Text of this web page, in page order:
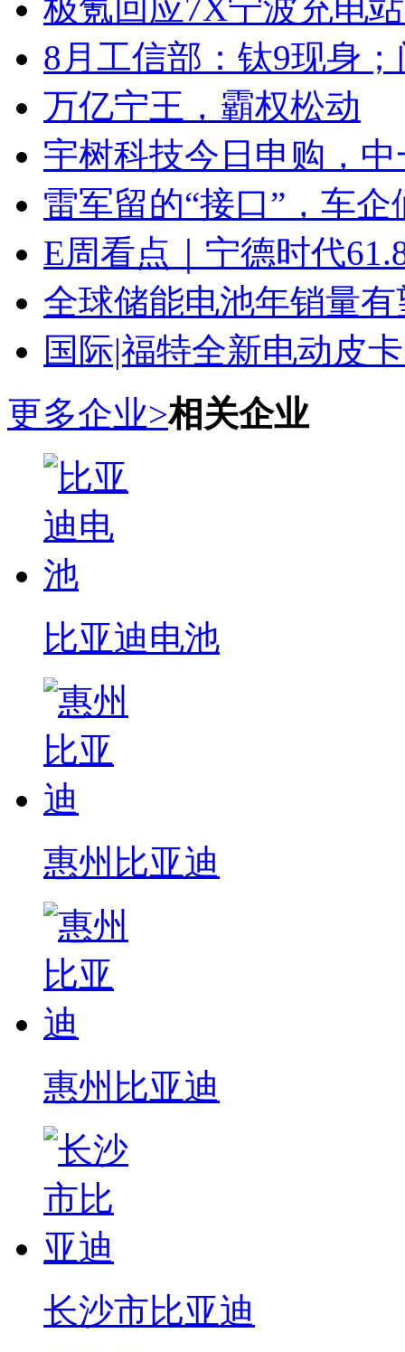
极氪回应7X宁波充电
8月工信部：钛9现身
万亿宁王，霸权松动
宇树科技今日申购，
雷军留的“接口”，车
E周看点｜宁德时代
全球储能电池年销量
国际|福特全新电动皮
更多企业>相关企业
比亚迪电池
惠州比亚迪
惠州比亚迪
长沙市比亚迪